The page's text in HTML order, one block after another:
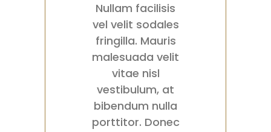
Nullam facilisis
vel velit sodales
fringilla. Mauris
malesuada velit
vitae nisl
vestibulum, at
bibendum nulla
porttitor. Donec